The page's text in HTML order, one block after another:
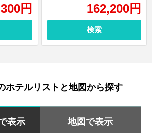
円
162,200円
検索
ホテルリストと地図から探す
表示 地図で表示